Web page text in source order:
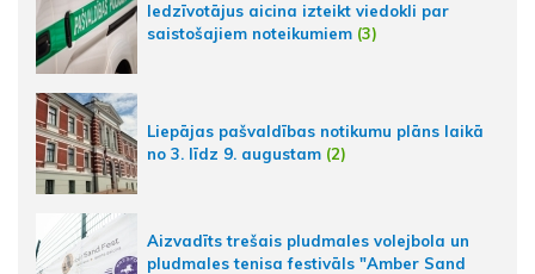
Iedzīvotājus aicina izteikt viedokli par
saistošajiem noteikumiem (3)
Liepājas pašvaldības notikumu plāns laikā
no 3. līdz 9. augustam (2)
Aizvadīts trešais pludmales volejbola un
pludmales tenisa festivāls "Amber Sand